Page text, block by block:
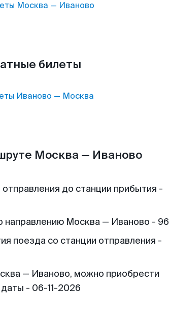
Москва — Иваново
билеты
Иваново — Москва
Москва — Иваново
до станции прибытия -
направлению Москва — Иваново - 96
поезда со станции отправления -
— Иваново, можно приобрести
- 06-11-2026